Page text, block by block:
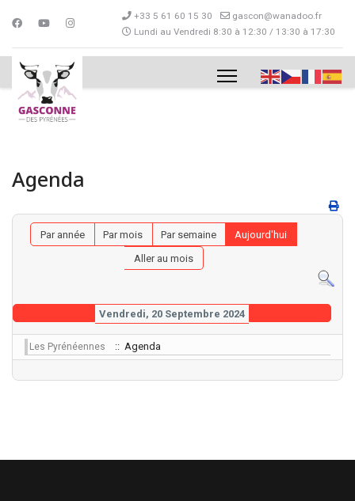
+33 5 61 60 15 30
gascon@wanadoo.fr
Lundi au Vendredi 8:30 à 12:30 / 13:30 à 17:30
Agenda
Par année Par mois Par semaine
Aujourd'hui
Aller au mois
Vendredi, 20 Septembre 2024
Les Pyrénéennes :: Agenda